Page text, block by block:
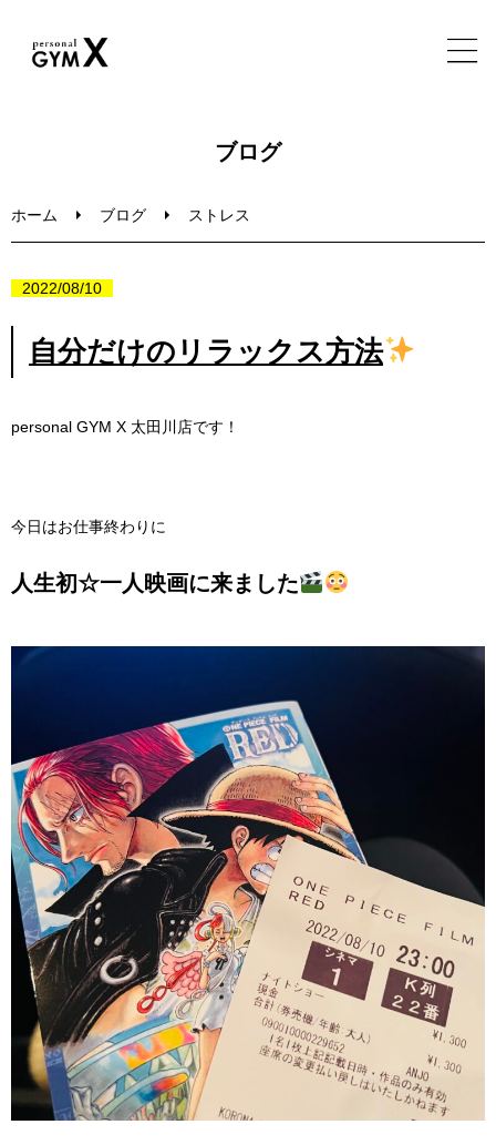
ブログ
ホーム ブログ ストレス
2022/08/10
自分だけのリラックス方法
personal GYM X 太田川店です！
今日はお仕事終わりに
人生初☆一人映画に来ました